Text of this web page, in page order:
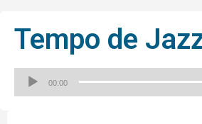
Tempo de
00:00